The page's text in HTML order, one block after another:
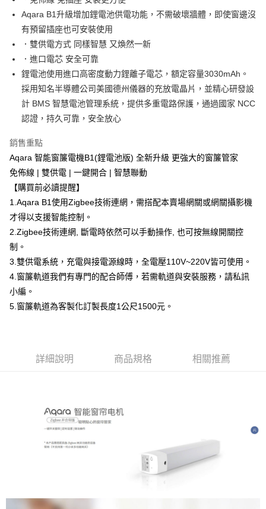
Aqara B1升級增加鋰電池供電功能，不需破壞牆體，即使窗邊沒
有預留插座也可安裝使用
．雙供電方式 同樣智慧 又煥然一新
．進口電芯 安全可靠
鋰電池使用進口高密度動力鋰離子電芯，額定容量3030mAh。
採用知名半導體公司美國德州儀器的充放電晶片，並精心研發設
計 BMS 智慧電池管理系統，提供多重電路保護，通過國家 NCC
認證，持久可靠，安全放心
銷售重點
Aqara 智能窗簾電機B1(鋰電池版) 全新升級 更強大的窗簾管家
免佈線 | 雙供電 | 一鍵開合 | 智慧聯動
【購買前必讀提醒】
1.Aqara B1使用Zigbee技術連網，需搭配本賣場網關或網關攝影機
才得以支援智能控制。
2.Zigbee技術連網, 斷電時依然可以手動操作, 也可按無線開關控
制。
3.雙供電系統，充電與接電源線時，全電壓110V~220V皆可使用。
4.窗簾軌道我們有專門的配合師傅，若需軌道與安裝服務，請私訊
小編。
5.窗簾軌道為客製化訂製長度1公尺1500元。
詳細說明 商品規格 相關推薦